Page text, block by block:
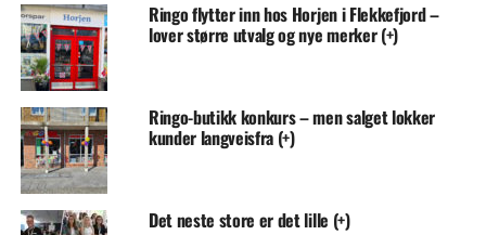
Ringo flytter inn hos Horjen i Flekkefjord –
lover større utvalg og nye merker (+)
Ringo-butikk konkurs – men salget lokker
kunder langveisfra (+)
Det neste store er det lille (+)